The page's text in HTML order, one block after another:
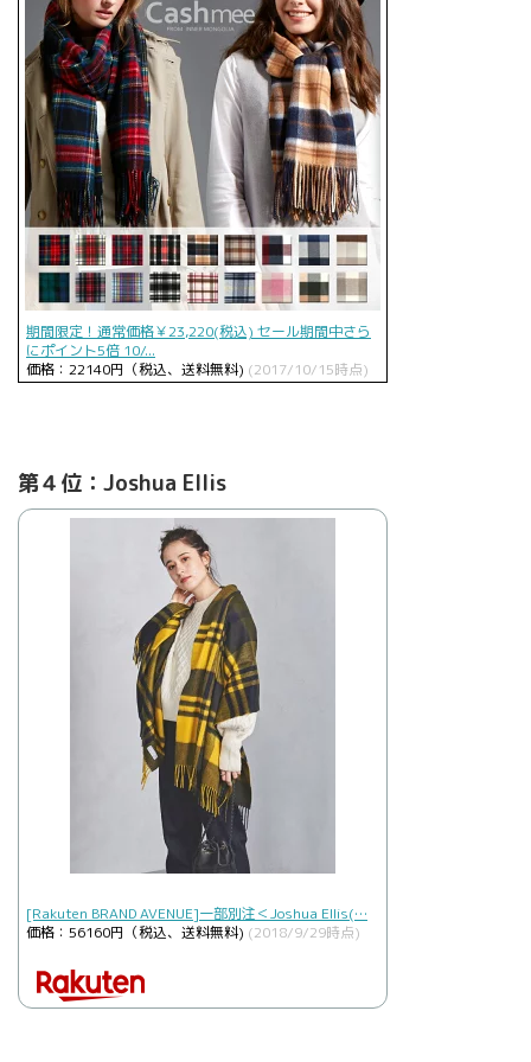
期間限定！通常価格￥23,220(税込) セール期間中さら
にポイント5倍 10/...
価格：22140円（税込、送料無料) (2017/10/15時点)
第４位：Joshua Ellis
[Rakuten BRAND AVENUE]一部別注＜Joshua Ellis(…
価格：56160円（税込、送料無料) (2018/9/29時点)